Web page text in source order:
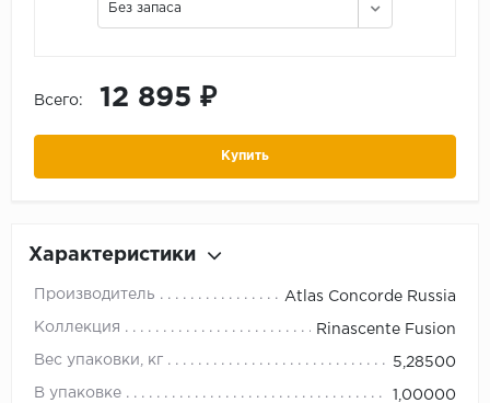
Без запаса
Всего: 12 895 ₽
Купить
Характеристики
Производитель Atlas Concorde Russia
Коллекция Rinascente Fusion
Вес упаковки, кг 5,28500
В упаковке 1,00000